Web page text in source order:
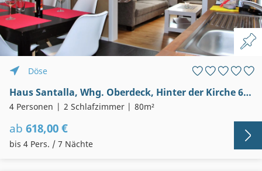
Döse
Haus Santalla, Whg. Oberdeck, Hinter der Kirche 63, Dachterrasse,Cuxhaven- Döse
4 Personen 2 Schlafzimmer 80m²
ab 618,00 €
bis 4 Pers. / 7 Nächte